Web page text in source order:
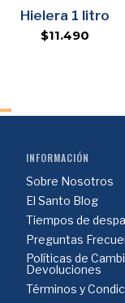
Agregar
Hielera 1 litro
$11.490
INFORMACIÓN
Sobre Nosotros
El Santo Blog
Tiempos de
Preguntas
Políticas de
Devoluciones
Términos y